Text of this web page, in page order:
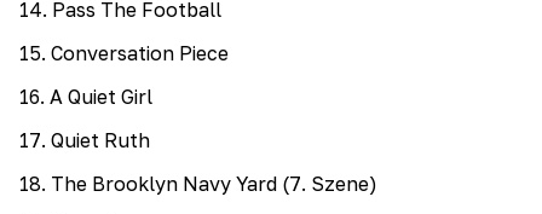
14. Pass The Football
15. Conversation Piece
16. A Quiet Girl
17. Quiet Ruth
18. The Brooklyn Navy Yard (7. Szene)